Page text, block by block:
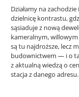
Działamy na
dzielnicę kontrastu,
sąsiaduje z nową
kameralnym, willowym
są tu najdroższe, lecz
budownictwem — i o
z aktualną wiedzą o
stacja z danego adresu.